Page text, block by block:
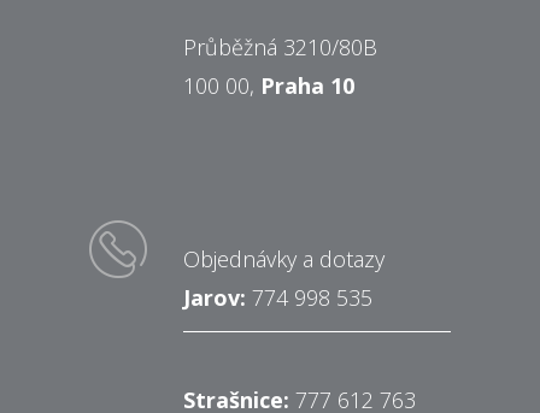
Průběžná 3210/80B
100 00, Praha 10
Objednávky a dotazy
Jarov: 774 998 535
Strašnice: 777 612 763